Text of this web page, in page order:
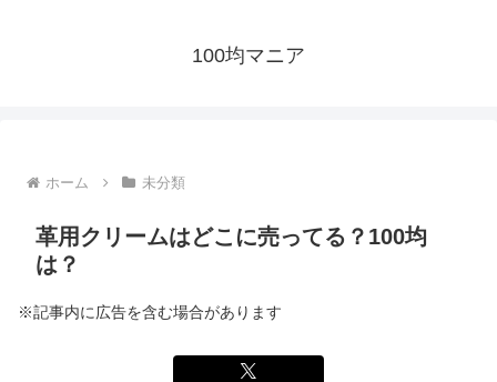
100均マニア
ホーム 未分類
革用クリームはどこに売ってる？100均
は？
※記事内に広告を含む場合があります